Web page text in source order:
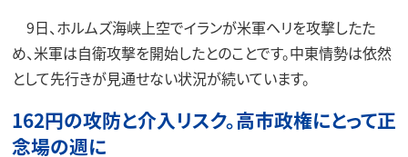
9日、ホルムズ海峡上空でイランが米軍ヘリを攻撃したた
め、米軍は自衛攻撃を開始したとのことです。中東情勢は依然
として先行きが見通せない状況が続いています。
162円の攻防と介入リスク。高市政権にとって正
念場の週に